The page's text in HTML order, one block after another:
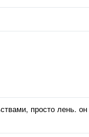
просто лень.